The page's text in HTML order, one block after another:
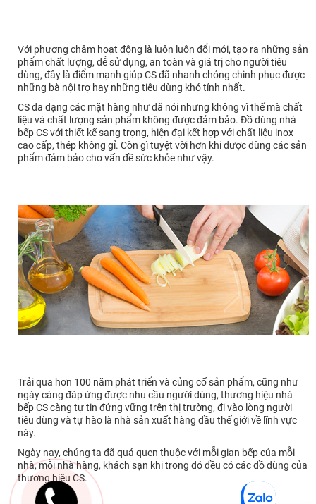
Với phương châm hoạt động là luôn luôn đổi mới, tạo ra những sản
phẩm chất lượng, dễ sử dụng, an toàn và giá trị cho người tiêu
dùng, đây là điểm mạnh giúp CS đã nhanh chóng chinh phục được
những bà nội trợ hay những tiêu dùng khó tính nhất.
CS đa dạng các mặt hàng như đã nói nhưng không vì thế mà chất
liệu và chất lượng sản phẩm không được đảm bảo. Đồ dùng nhà
bếp CS với thiết kế sang trọng, hiện đại kết hợp với chất liệu inox
cao cấp, thép không gỉ. Còn gì tuyệt vời hơn khi được dùng các sản
phẩm đảm bảo cho vấn đề sức khỏe như vậy.
Trải qua hơn 100 năm phát triển và củng cố sản phẩm, cũng như
ngày càng đáp ứng được nhu cầu người dùng, thương hiệu nhà
bếp CS càng tự tin đứng vững trên thị trường, đi vào lòng người
tiêu dùng và tự hào là nhà sản xuất hàng đầu thế giới về lĩnh vực
này.
Ngày nay, chúng ta đã quá quen thuộc với mỗi gian bếp của mỗi
nhà, mỗi nhà hàng, khách sạn khi trong đó đều có các đồ dùng của
thương hiệu CS.